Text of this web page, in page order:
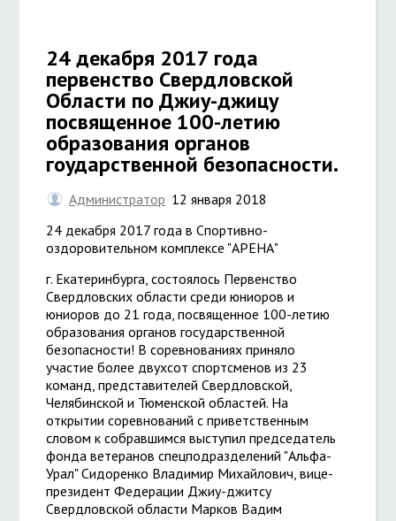
24 декабря 2017 года
первенство Свердловской
Области по Джиу-джицу
посвященное 100-летию
образования органов
гоударственной безопасности.
Администратор 12 января 2018
24 декабря 2017 года в Спортивно-
оздоровительном комплексе "АРЕНА"
г. Екатеринбурга, состоялось Первенство
Свердловских области среди юниоров и
юниоров до 21 года, посвященное 100-летию
образования органов государственной
безопасности! В соревнованиях приняло
участие более двухсот спортсменов из 23
команд, представителей Свердловской,
Челябинской и Тюменской областей. На
открытии соревнований с приветственным
словом к собравшимся выступил председатель
фонда ветеранов спецподразделений "Альфа-
Урал" Сидоренко Владимир Михайлович, вице-
президент Федерации Джиу-джитсу
Свердловской области Марков Вадим